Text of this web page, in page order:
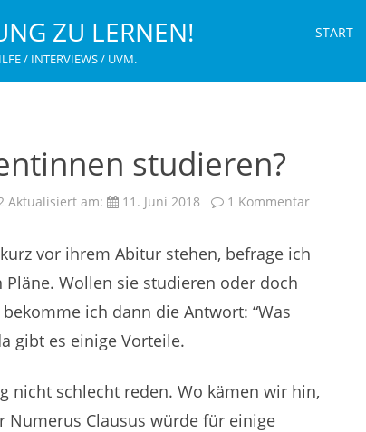
ZU LERNEN!
/ INTERVIEWS / UVM.
START
studieren?
Aktualisiert am: 11. Juni 2018 1 Kommentarzu
studieren?
vor ihrem Abitur stehen, befrage ich
Wollen sie studieren oder doch
ich dann die Antwort: “Was
gibt es einige Vorteile.
nicht schlecht reden. Wo kämen wir hin,
Clausus würde für einige